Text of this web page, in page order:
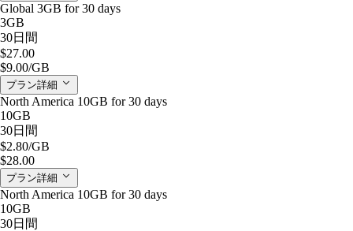
Global 3GB for 30 days
3GB
30日間
$27.00
$9.00/GB
プラン詳細
North America 10GB for 30 days
10GB
30日間
$2.80/GB
$28.00
プラン詳細
North America 10GB for 30 days
10GB
30日間